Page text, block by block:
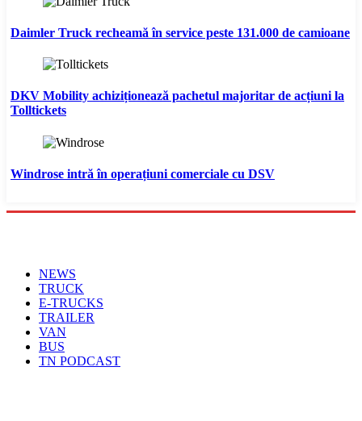
Daimler Truck recheamă în service peste 131.000 de camioane
DKV Mobility achiziționează pachetul majoritar de acțiuni la
Tolltickets
Windrose intră în operațiuni comerciale cu DSV
NEWS
TRUCK
E-TRUCKS
TRAILER
VAN
BUS
TN PODCAST